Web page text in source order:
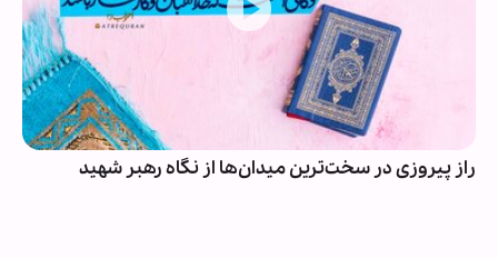
راز پیروزی در سخت‌ترین میدان‌ها از نگاه رهبر شهید